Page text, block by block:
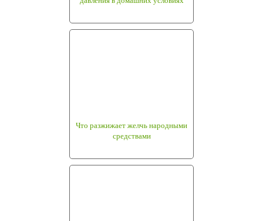
Что разжижает желчь народными
средствами